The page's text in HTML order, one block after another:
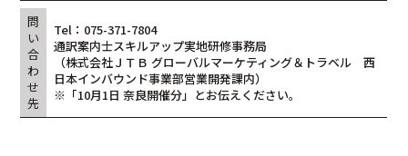
問
い
合
わ
せ
先
Tel：075-371-7804
通訳案内士スキルアップ実地研修事務局
（株式会社ＪＴＢ グローバルマーケティング＆トラベル 西
日本インバウンド事業部営業開発課内）
※「10月1日 奈良開催分」とお伝えください。